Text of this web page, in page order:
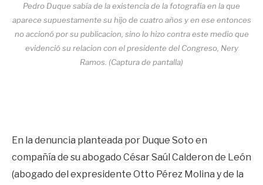
Pedro Duque sabía de la existencia de la fotografía en la que
aparece supuestamente su hijo de cuatro años y en ese entonces
no accionó por su publicacion, sino lo hizo contra este medio que
evidenció su relacion con el presidente del Congreso, Nery
Ramos. (Captura de pantalla)
En la denuncia planteada por Duque Soto en
compañía de su abogado César Saúl Calderon de León
(abogado del expresidente Otto Pérez Molina y de la